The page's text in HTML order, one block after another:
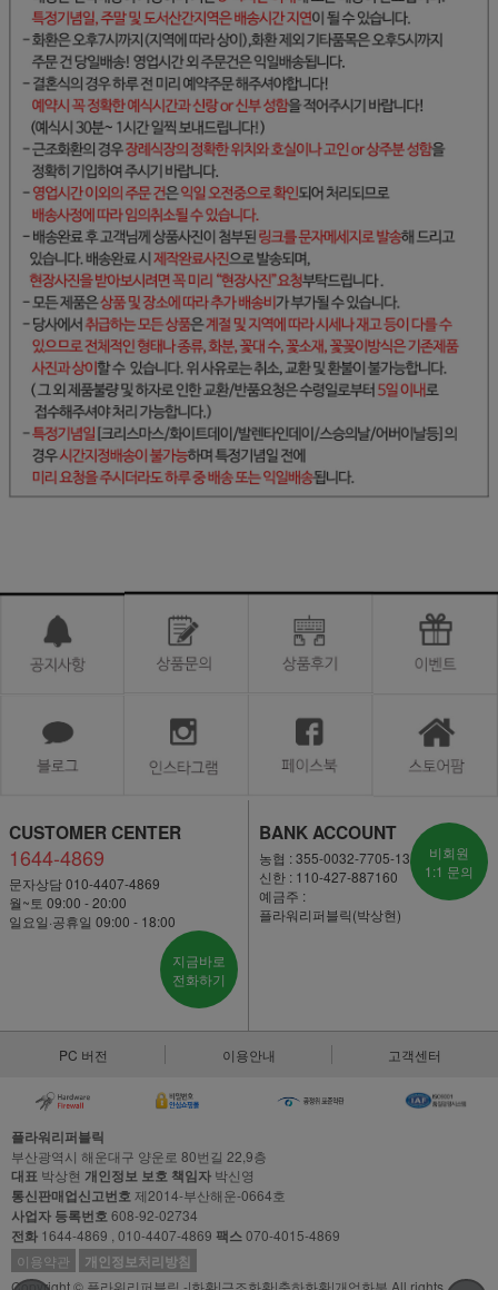
CUSTOMER CENTER
1644-4869
문자상담 010-4407-4869
월~토 09:00 - 20:00
일요일·공휴일 09:00 - 18:00
지금바로
전화하기
BANK ACCOUNT
농협 : 355-0032-7705-13
신한 : 110-427-887160
예금주 :
플라워리퍼블릭(박상현)
비회원
1:1 문의
PC 버전 이용안내 고객센터
플라워리퍼블릭
부산광역시 해운대구 양운로 80번길 22,9층
대표 박상현 개인정보 보호 책임자 박신영
통신판매업신고번호 제2014-부산해운-0664호
사업자 등록번호 608-92-02734
전화 1644-4869 , 010-4407-4869 팩스070-4015-4869
이용약관
개인정보처리방침
Copyright © 플라워리퍼블릭 -|화환|근조화환|축하화환|개업화분 All rights